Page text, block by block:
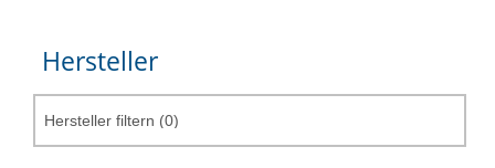
Hersteller